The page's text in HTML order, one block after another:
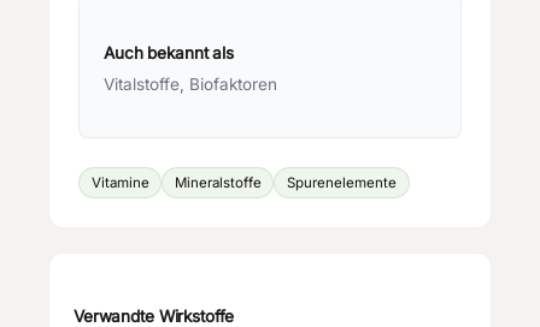
Auch bekannt als
Vitalstoffe, Biofaktoren
Vitamine Mineralstoffe Spurenelemente
Verwandte Wirkstoffe